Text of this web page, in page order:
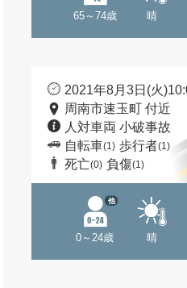
65～74歳 晴
2021年8月3日(火
周南市速玉町 付近
人対車両 小破事故
自転車(1) 歩行者(1)
死亡(0) 負傷(1)
0～24歳
他
晴